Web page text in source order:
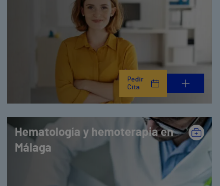
Pedir
Cita
Hematología y hemoterapia en
Málaga